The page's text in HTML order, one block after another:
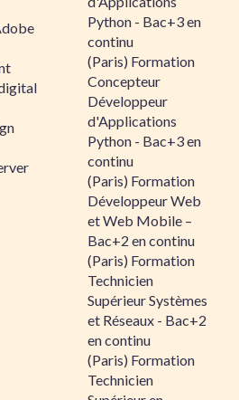
Python - Bac+3 en
continu
(Paris) Formation
Concepteur
Développeur
d'Applications
Python - Bac+3 en
continu
(Paris) Formation
Développeur Web
et Web Mobile –
Bac+2 en continu
(Paris) Formation
Technicien
Supérieur Systèmes
et Réseaux - Bac+2
en continu
(Paris) Formation
Technicien